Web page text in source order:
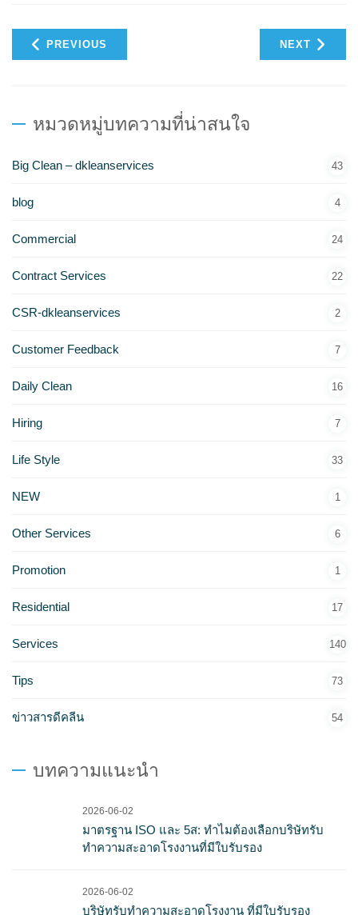
PREVIOUS NEXT
หมวดหมู่บทความที่น่าสนใจ
Big Clean – dkleanservices 43
blog 4
Commercial 24
Contract Services 22
CSR-dkleanservices 2
Customer Feedback 7
Daily Clean 16
Hiring 7
Life Style 33
NEW 1
Other Services 6
Promotion 1
Residential 17
Services 140
Tips 73
ข่าวสารดีคลีน 54
บทความแนะนำ
2026-06-02
มาตรฐาน ISO และ 5ส: ทำไมต้องเลือกบริษัทรับ
ทำความสะอาดโรงงานที่มีใบรับรอง
2026-06-02
บริษัทรับทำความสะอาดโรงงาน ที่มีใบรับรอง